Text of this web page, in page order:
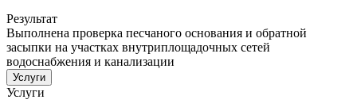
Результат
Выполнена проверка песчаного основания и обратной
засыпки на участках внутриплощадочных сетей
водоснабжения и канализации
Услуги
Услуги